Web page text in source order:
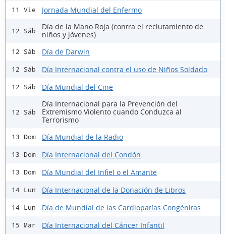
11 Vie Jornada Mundial del Enfermo
12 Sáb
Día de la Mano Roja (contra el reclutamiento de
niños y jóvenes)
12 Sáb Día de Darwin
12 Sáb Día Internacional contra el uso de Niños Soldado
12 Sáb Día Mundial del Cine
12 Sáb
Día Internacional para la Prevención del
Extremismo Violento cuando Conduzca al
Terrorismo
13 Dom Día Mundial de la Radio
13 Dom Día Internacional del Condón
13 Dom Día Mundial del Infiel o el Amante
14 Lun Día Internacional de la Donación de Libros
14 Lun Día de Mundial de las Cardiopatías Congénitas
15 Mar Día Internacional del Cáncer Infantil